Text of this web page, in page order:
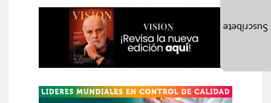
Suscríbete